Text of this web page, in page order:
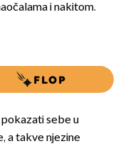
i nakitom.
FLOP
sebe u
a takve njezine